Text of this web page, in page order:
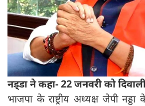
नड्‍डा ने कहा- 22 जनवरी को
भाजपा के राष्ट्रीय अध्यक्ष जेपी